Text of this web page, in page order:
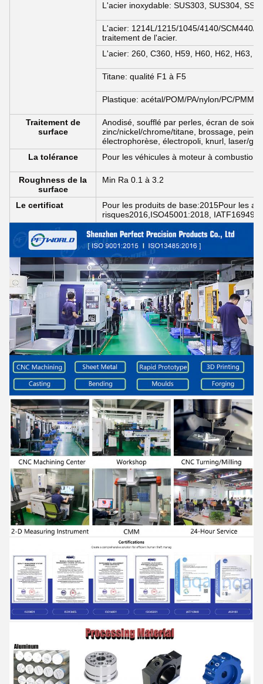
L'acier inoxydable: SUS303, SUS304,
L'acier: 1214L/1215/1045/4140/SCM440/
traitement de l'acier.
L'acier: 260, C360, H59, H60, H62, H63,
Titane: qualité F1 à F5
Plastique: acétal/POM/PA/nylon/PC/
Traitement de
surface
Anodisé, soufflé par perles, écran de soie,
zinc/nickel/chrome/titane, brossage,
électrophorèse, électropoli, knurl, laser/
La tolérance
Pour les véhicules à moteur à combustion
Roughness de la
surface
Min Ra 0.1 à 3.2
Le certificat
Pour les produits de base:2015Pour les
risques2016,ISO45001:2018,